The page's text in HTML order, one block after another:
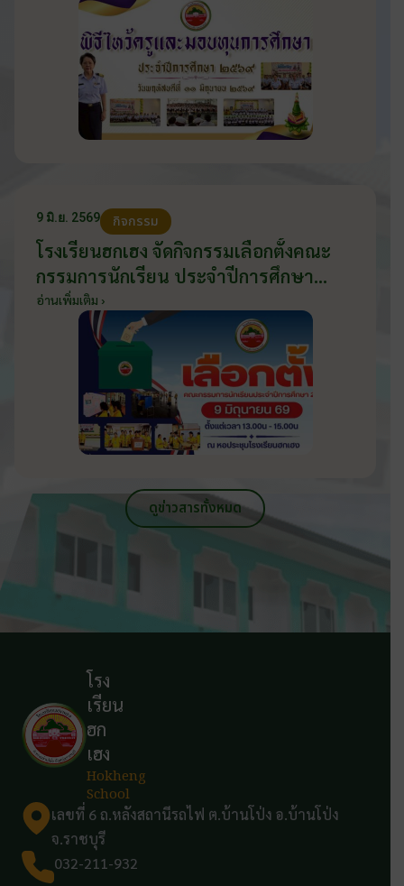
9 มิ.ย. 2569 กิจกรรม
โรงเรียนฮกเฮง จัดกิจกรรมเลือกตั้งคณะ
กรรมการนักเรียน ประจำปีการศึกษา
2569 ส่งเสริมประชาธิปไตยในโรงเรียน
วันที่ 9 มิถุนายน 2569
อ่านเพิ่มเติม ›
ดูข่าวสารทั้งหมด
โรง
เรียน
ฮก
เฮง
Hokheng
School
เลขที่ 6 ถ.หลังสถานีรถไฟ ต.บ้านโป่ง อ.บ้านโป่ง
จ.ราชบุรี
032-211-932